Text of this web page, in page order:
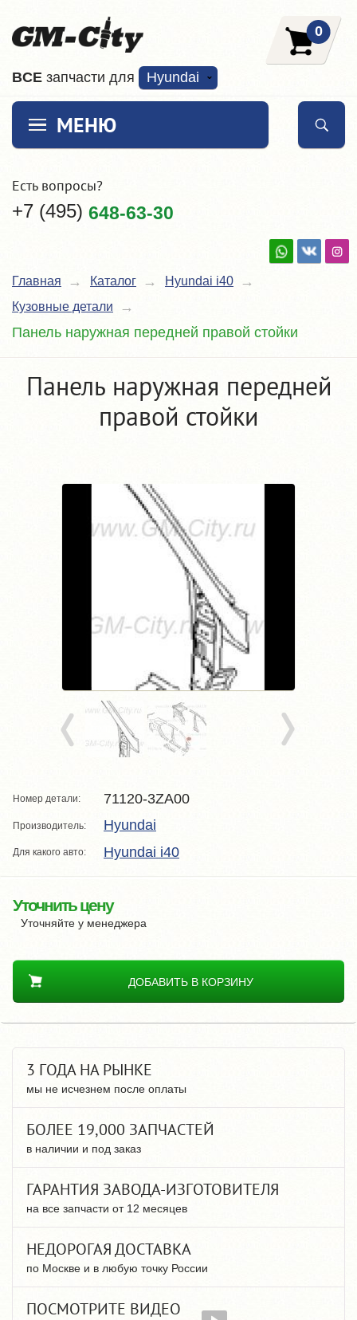
ВCE запчасти для Hyundai
0
МЕНЮ
Есть вопросы?
+7 (495) 648-63-30
Главная Каталог
Hyundai i40
Кузовные детали
Панель наружная передней правой стойки
Панель наружная передней
правой стойки
Номер детали: 71120-3ZA00
Производитель: Hyundai
Для какого авто: Hyundai i40
Уточнить цену
Уточняйте у менеджера
ДОБАВИТЬ В КОРЗИНУ
3 ГОДА НА РЫНКЕ
мы не исчезнем после оплаты
БОЛЕЕ 19,000 ЗАПЧАСТЕЙ
в наличии и под заказ
ГАРАНТИЯ ЗАВОДА-ИЗГОТОВИТЕЛЯ
на все запчасти от 12 месяцев
НЕДОРОГАЯ ДОСТАВКА
по Москве и в любую точку России
ПОСМОТРИТЕ ВИДЕО